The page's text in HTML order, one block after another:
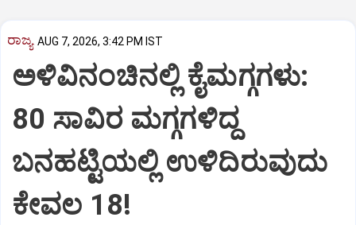
ರಾಜ್ಯ AUG 7, 2026, 3:42 PM IST
ಅಳಿವಿನಂಚಿನಲ್ಲಿ ಕೈಮಗ್ಗಗಳು:
80 ಸಾವಿರ ಮಗ್ಗಗಳಿದ್ದ
ಬನಹಟ್ಟಿಯಲ್ಲಿ ಉಳಿದಿರುವುದು
ಕೇವಲ 18!